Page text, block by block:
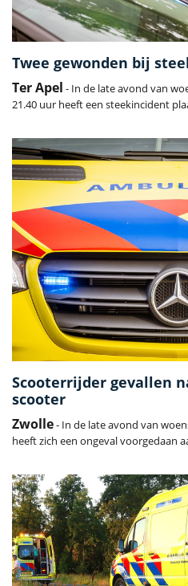
Twee gewonden bij
Ter Apel - In de late avond van
21.40 uur heeft een steekincident
Scooterrijder gevallen
scooter
Zwolle- In de late avond van
heeft zich een ongeval voorgedaan